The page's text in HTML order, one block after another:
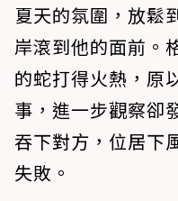
夏天的氛圍，放鬆
岸滾到他的面前。
的蛇打得火熱，原
事，進一步觀察卻
吞下對方，位居下
失敗。